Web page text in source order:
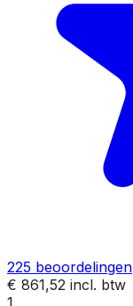
225 beoordelingen
€ 861,52 incl. btw
1